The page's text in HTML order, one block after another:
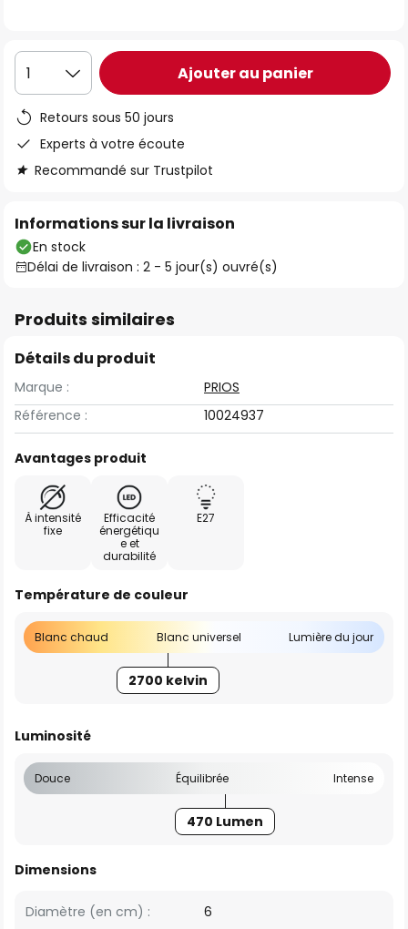
1 Ajouter au panier
Retours sous 50 jours
Experts à votre écoute
Recommandé sur Trustpilot
Informations sur la livraison
En stock
Délai de livraison : 2 - 5 jour(s) ouvré(s)
Produits similaires
Détails du produit
Marque :
PRIOS
Référence :
10024937
Avantages produit
À intensité
fixe
Efficacité
énergétiqu
e et
durabilité
E27
Température de couleur
Blanc chaud Blanc universel Lumière du jour
2700 kelvin
Luminosité
Douce Équilibrée Intense
470 Lumen
Dimensions
Diamètre (en cm) : 6